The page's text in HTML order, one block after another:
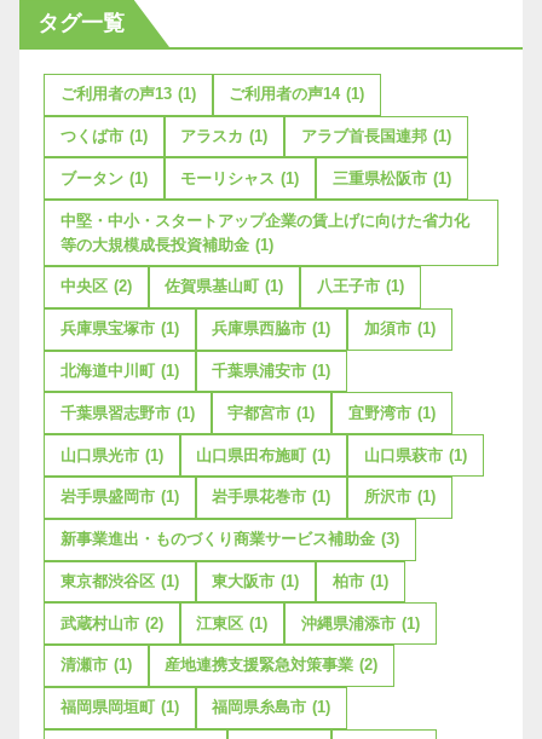
タグ一覧
ご利用者の声13 (1) ご利用者の声14 (1)
つくば市 (1) アラスカ (1) アラブ首長国連邦 (1)
ブータン (1) モーリシャス (1) 三重県松阪市 (1)
中堅・中小・スタートアップ企業の賃上げに向けた省力化
等の大規模成長投資補助金 (1)
中央区 (2) 佐賀県基山町 (1) 八王子市 (1)
兵庫県宝塚市 (1) 兵庫県西脇市 (1) 加須市 (1)
北海道中川町 (1) 千葉県浦安市 (1)
千葉県習志野市 (1) 宇都宮市 (1) 宜野湾市 (1)
山口県光市 (1) 山口県田布施町 (1) 山口県萩市 (1)
岩手県盛岡市 (1) 岩手県花巻市 (1) 所沢市 (1)
新事業進出・ものづくり商業サービス補助金 (3)
東京都渋谷区 (1) 東大阪市 (1) 柏市 (1)
武蔵村山市 (2) 江東区 (1) 沖縄県浦添市 (1)
清瀬市 (1) 産地連携支援緊急対策事業 (2)
福岡県岡垣町 (1) 福岡県糸島市 (1)